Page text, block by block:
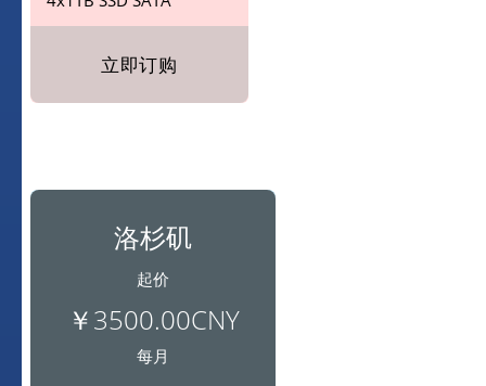
立即订购
洛杉矶
起价
￥3500.00CNY
每月